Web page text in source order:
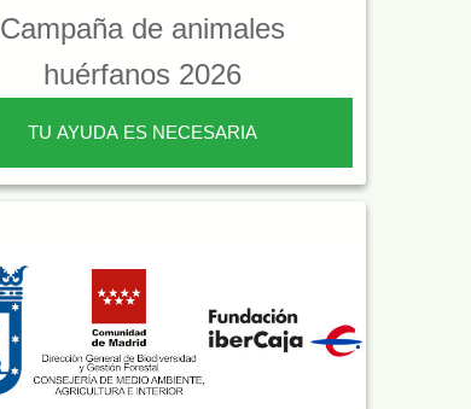
Campaña de animales
huérfanos 2026
TU AYUDA ES NECESARIA